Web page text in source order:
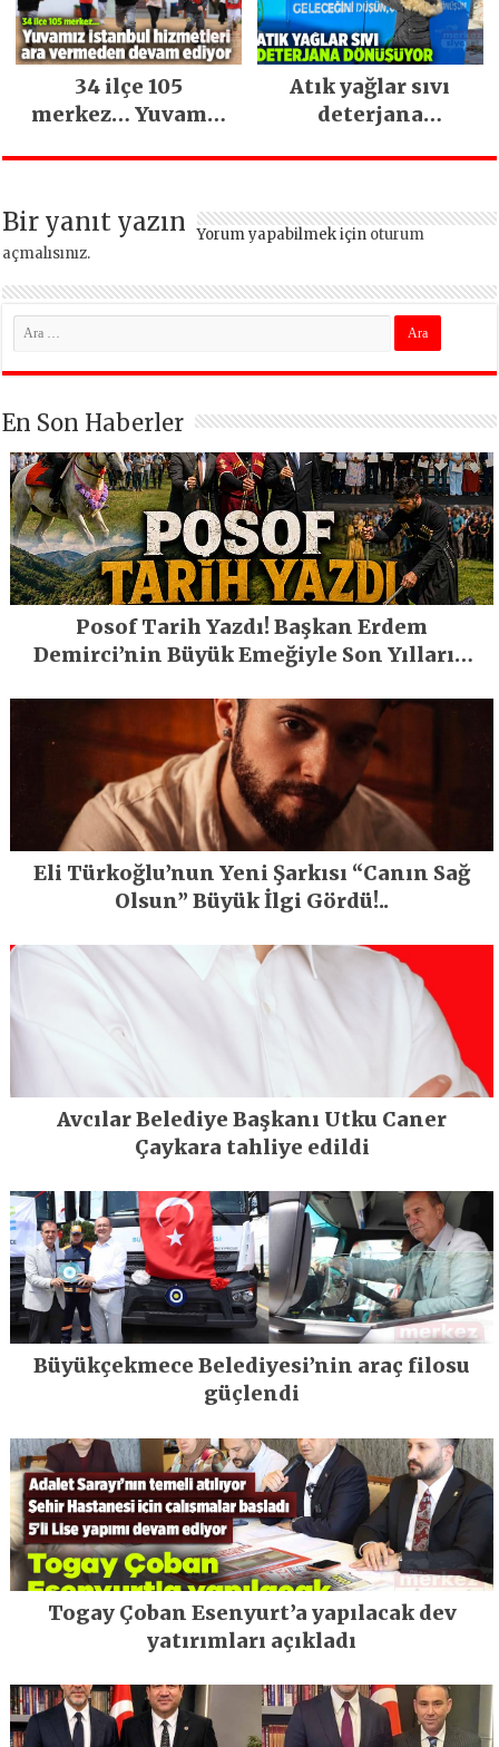
34 ilçe 105
merkez… Yuvamız
ara vermeden
Atık yağlar sıvı
deterjana
Bir yanıt yazın Yorum yapabilmek için oturum
açmalısınız.
En Son Haberler
Posof Tarih Yazdı! Başkan Erdem
Demirci’nin Büyük Emeğiyle Son Yılların
Eli Türkoğlu’nun Yeni Şarkısı “Canın Sağ
Olsun” Büyük İlgi Gördü!..
Avcılar Belediye Başkanı Utku Caner
Çaykara tahliye edildi
Büyükçekmece Belediyesi’nin araç filosu
güçlendi
Togay Çoban Esenyurt’a yapılacak dev
yatırımları açıkladı